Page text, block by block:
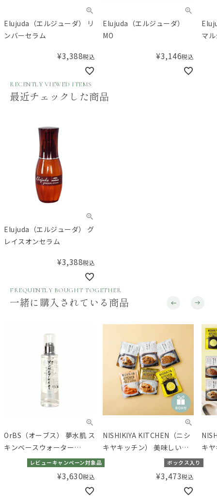
Elujuda（エルジューダ） リ
ンバーセラム
¥3,388税込
Elujuda（エルジューダ）
MO
¥3,146税込
マ
RECENTLY VIEWED ITEMS
最近チェックした商品
Elujuda（エルジューダ） グ
レイスオンセラム
¥3,388税込
FREQUENTLY BOUGHT TOGETHER
一緒に購入されている商品
OrBS（オーブス） 夢水肌 ス
キンベースウォーター
200mL レビューキャンペーン対象品
¥3,630税込
NISHIKIYA KITCHEN（ニシ
キヤキッチン） 美味しいカ
レー6種食べくらべギフト
【ギフトボックス入り】／
Amingオリジナルセット
ボックス入り
¥3,473税込
キ
お